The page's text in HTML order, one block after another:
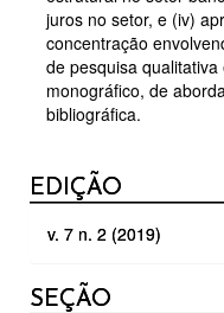
juros no setor, e (iv)
concentração
de pesquisa
monográfico, de
bibliográfica.
DETALHES
ARTIGO
EDIÇÃO
v. 7 n. 2 (2019)
SEÇÃO